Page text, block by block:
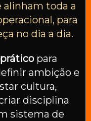
toda a
para
no dia a dia.
prático para
ambição e
cultura,
disciplina
sistema de